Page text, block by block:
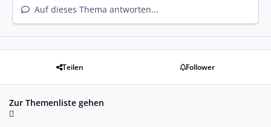
Auf dieses Thema antworten...
Teilen Follower
Zur Themenliste gehen